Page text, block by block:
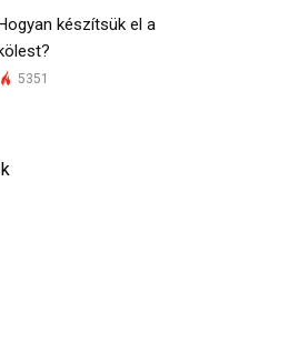
Hogyan készítsük el a
kölest?
5351